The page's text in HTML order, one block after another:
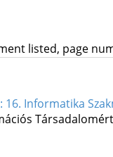
listed, page
16. Informatika